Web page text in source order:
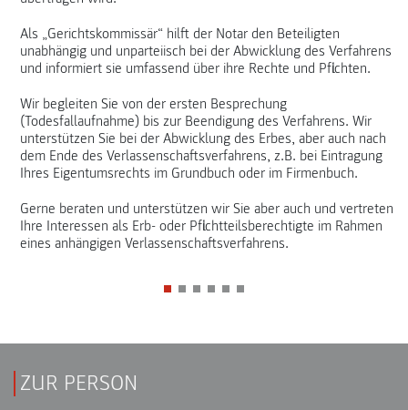
Als „Gerichtskommissär“ hilft der Notar den Beteiligten
unabhängig und unparteiisch bei der Abwicklung des Verfahrens
und informiert sie umfassend über ihre Rechte und Pflichten.
Wir begleiten Sie von der ersten Besprechung
(Todesfallaufnahme) bis zur Beendigung des Verfahrens. Wir
unterstützen Sie bei der Abwicklung des Erbes, aber auch nach
dem Ende des Verlassenschaftsverfahrens, z.B. bei Eintragung
Ihres Eigentumsrechts im Grundbuch oder im Firmenbuch.
Gerne beraten und unterstützen wir Sie aber auch und vertreten
Ihre Interessen als Erb- oder Pflichtteilsberechtigte im Rahmen
eines anhängigen Verlassenschaftsverfahrens.
ZUR PERSON